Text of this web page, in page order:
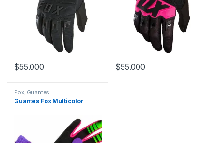
$55.000
Este producto tiene múltiples variantes. Las opciones se
$55.000
Este producto tiene múltiples
Fox, Guantes
Guantes Fox Multicolor